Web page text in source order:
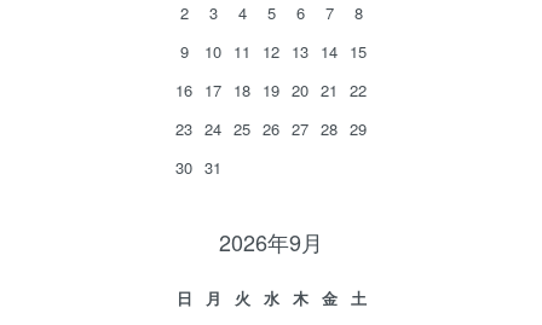
2
3 4 5 6 7
8
9
10 11 12 13 14 15
16 17 18 19 20 21
22
23 24 25 26 27 28 29
30 31
2026年9月
日 月 火 水 木 金
土